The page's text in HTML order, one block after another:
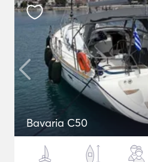
Bavaria C50